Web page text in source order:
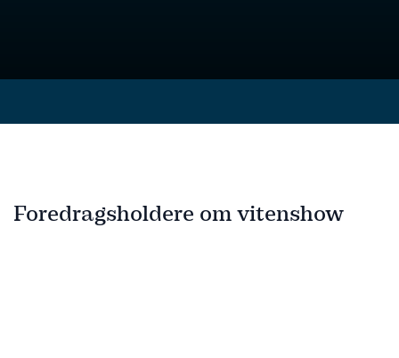
Foredragsholdere om vitenshow